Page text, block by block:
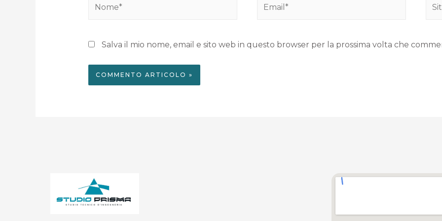
Salva il mio nome, email e sito web in questo browser per la prossima volta che